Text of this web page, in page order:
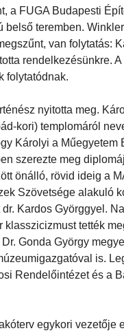
a FUGA Budapesti
belső teremben.
van folytatás:
rendelkezésünkre.
folytatódnak.
nyitotta meg.
kori) templomáról
Károlyi a
szerezte meg
önálló, rövid ideig a
Szövetsége alakuló
Kardos Györggyel.
klasszicizmust tették
Gonda György
is.
Rendelőintézet és a
egykori